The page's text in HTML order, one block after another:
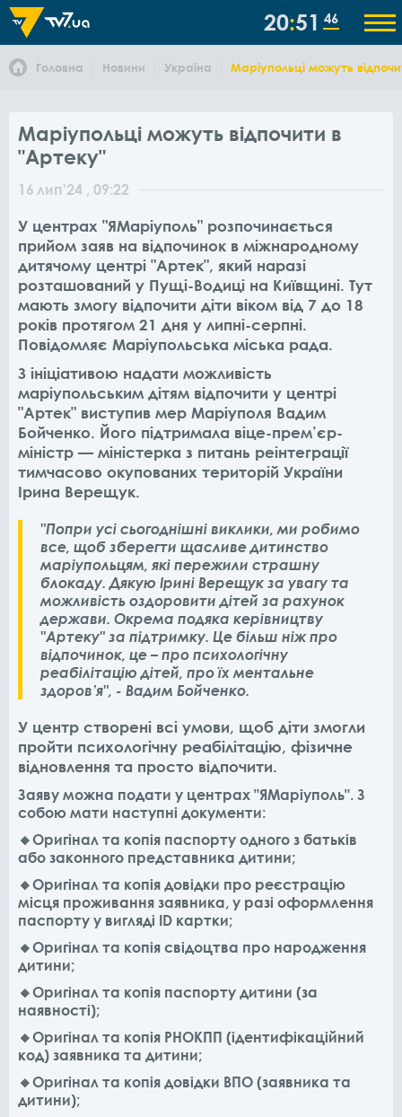
20 51 46
Головна Новини Україна Маріупольці можуть
Маріупольці можуть відпочити в
"Артеку"
16 лип'24 , 09:22
У центрах "ЯМаріуполь" розпочинається
прийом заяв на відпочинок в міжнародному
дитячому центрі "Артек", який наразі
розташований у Пущі-Водиці на Київщині. Тут
мають змогу відпочити діти віком від 7 до 18
років протягом 21 дня у липні-серпні.
Повідомляє Маріупольська міська рада.
З ініціативою надати можливість
маріупольським дітям відпочити у центрі
"Артек" виступив мер Маріуполя Вадим
Бойченко. Його підтримала віце-прем’єр-
міністр — міністерка з питань реінтеграції
тимчасово окупованих територій України
Ірина Верещук.
"Попри усі сьогоднішні виклики, ми робимо
все, щоб зберегти щасливе дитинство
маріупольцям, які пережили страшну
блокаду. Дякую Ірині Верещук за увагу та
можливість оздоровити дітей за рахунок
держави. Окрема подяка керівництву
"Артеку" за підтримку. Це більш ніж про
відпочинок, це – про психологічну
реабілітацію дітей, про їх ментальне
здоров’я", - Вадим Бойченко.
У центр створені всі умови, щоб діти змогли
пройти психологічну реабілітацію, фізичне
відновлення та просто відпочити.
Заяву можна подати у центрах "ЯМаріуполь". З
собою мати наступні документи:
🔸Оригінал та копія паспорту одного з батьків
або законного представника дитини;
🔸Оригінал та копія довідки про реєстрацію
місця проживання заявника, у разі оформлення
паспорту у вигляді ID картки;
🔸Оригінал та копія свідоцтва про народження
дитини;
🔸Оригінал та копія паспорту дитини (за
наявності);
🔸Оригінал та копія РНОКПП (ідентифікаційний
код) заявника та дитини;
🔸Оригінал та копія довідки ВПО (заявника та
дитини);